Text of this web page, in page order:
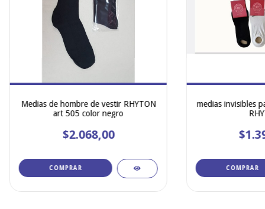
Medias de hombre de vestir RHYTON
art 505 color negro
$2.068,00
COMPRAR
medias invisibles